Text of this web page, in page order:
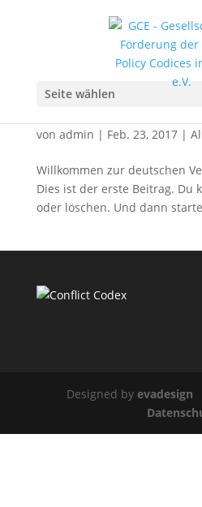
Seite wählen
von admin | Feb. 23, 2017|
Willkommen zur deutschen
Dies ist der erste Beitrag. Du
oder löschen. Und dann
Designed byevadesign